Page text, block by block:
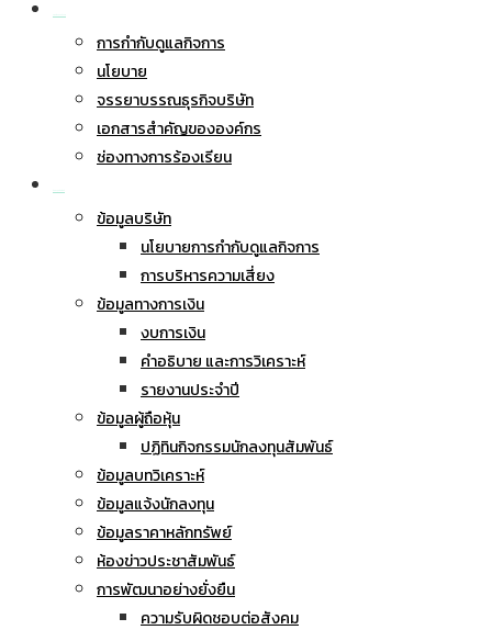
การกำกับดูแลกิจการ
นโยบาย
จรรยาบรรณธุรกิจบริษัท
เอกสารสำคัญขององค์กร
ช่องทางการร้องเรียน
ข้อมูลบริษัท
นโยบายการกำกับดูแลกิจการ
การบริหารความเสี่ยง
ข้อมูลทางการเงิน
งบการเงิน
คำอธิบาย และการวิเคราะห์
รายงานประจำปี
ข้อมูลผู้ถือหุ้น
ปฏิทินกิจกรรมนักลงทุนสัมพันธ์
ข้อมูลบทวิเคราะห์
ข้อมูลแจ้งนักลงทุน
ข้อมูลราคาหลักทรัพย์
ห้องข่าวประชาสัมพันธ์
การพัฒนาอย่างยั่งยืน
ความรับผิดชอบต่อสังคม